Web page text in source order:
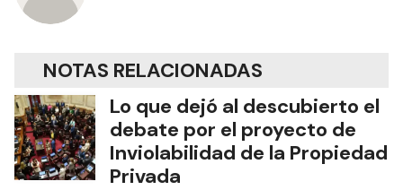
NOTAS RELACIONADAS
Lo que dejó al descubierto el
debate por el proyecto de
Inviolabilidad de la Propiedad
Privada